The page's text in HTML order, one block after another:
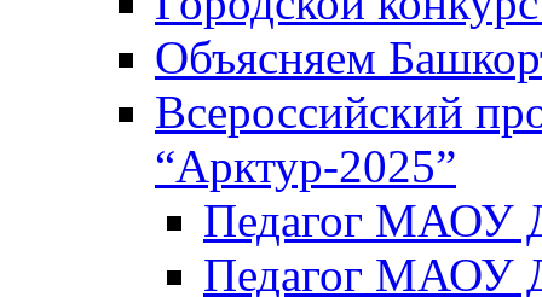
Объясняем
Всероссийский
“Арктур-2025”
Педагог МАОУ
Педагог МАОУ